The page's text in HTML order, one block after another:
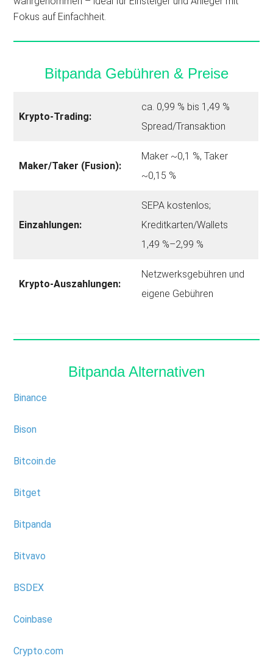
Fokus auf Einfachheit.
Bitpanda Gebühren & Preise
Krypto-Trading:
ca. 0,99 % bis 1,49 %
Spread/Transaktion
Maker/Taker (Fusion):
Maker ~0,1 %, Taker
~0,15 %
Einzahlungen:
SEPA kostenlos;
Kreditkarten/Wallets
1,49 %–2,99 %
Krypto-Auszahlungen:
Netzwerksgebühren und
eigene Gebühren
Bitpanda Alternativen
Binance
Bison
Bitcoin.de
Bitget
Bitpanda
Bitvavo
BSDEX
Coinbase
Crypto.com